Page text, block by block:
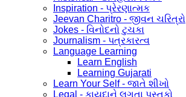
Inspiration - પ્રેરણાત્મક
Jeevan Charitro - જીવન ચરિત્રો
Jokes - વિનોદનો ટુચકા
Journalism - પત્રકારત્વ
Language Learning
Learn English
Learning Gujarati
Learn Your Self - જાતે શીખો
Legal - કાયદાને લગતા પુસ્તકો